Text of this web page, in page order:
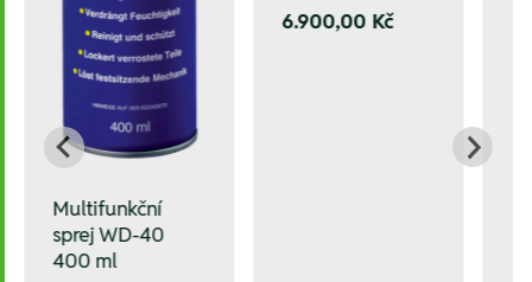
Multifunkční
sprej WD-40
400 ml
6.900,00 Kč